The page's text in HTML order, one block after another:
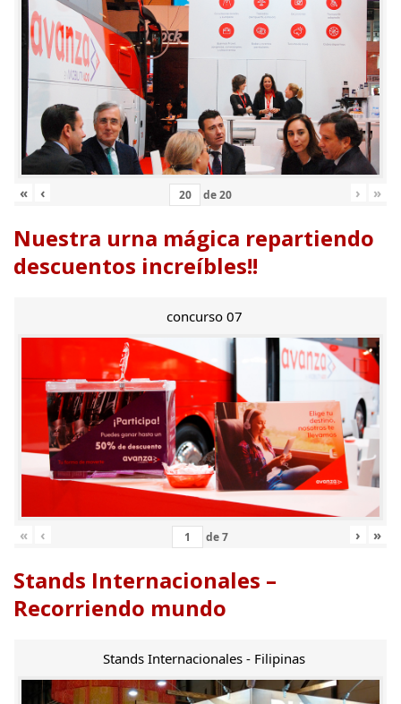
« ‹ de20 › »
Nuestra urna mágica repartiendo
descuentos increíbles!!
concurso 07
« ‹ de7 › »
Stands Internacionales –
Recorriendo mundo
Stands Internacionales - Filipinas